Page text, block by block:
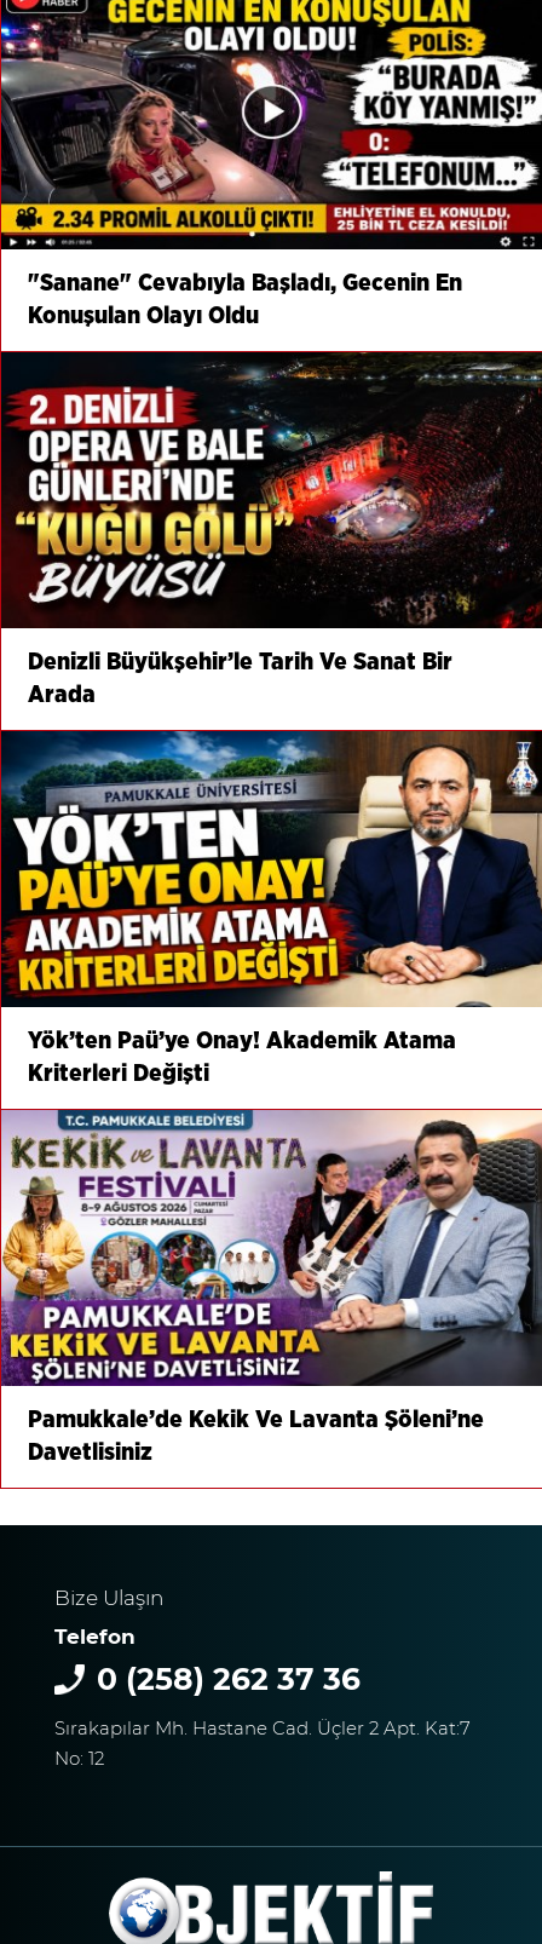
"Sanane" Cevabıyla Başladı, Gecenin En
Konuşulan Olayı Oldu
Denizli Büyükşehir’le Tarih Ve Sanat Bir
Arada
Yök’ten Paü’ye Onay! Akademik Atama
Kriterleri Değişti
Pamukkale’de Kekik Ve Lavanta Şöleni’ne
Davetlisiniz
Bize Ulaşın
Telefon
0 (258) 262 37 36
Sırakapılar Mh. Hastane Cad. Üçler 2 Apt. Kat:7
No: 12